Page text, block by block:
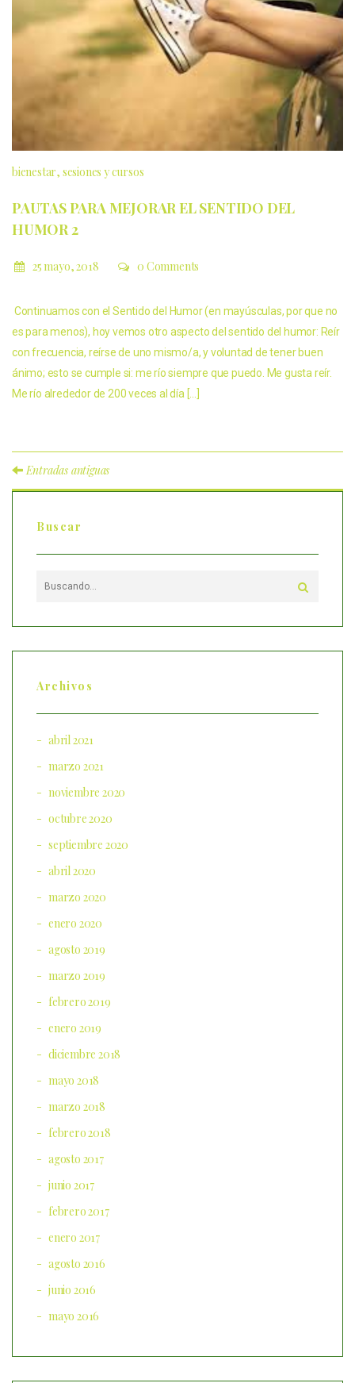
bienestar sesiones y cursos
PAUTAS PARA MEJORAR EL SENTIDO DEL
HUMOR 2
25 mayo, 2018 0 Comments
Continuamos con el Sentido del Humor (en mayúsculas, por que no
es para menos), hoy vemos otro aspecto del sentido del humor: Reír
con frecuencia, reírse de uno mismo/a, y voluntad de tener buen
ánimo; esto se cumple si: me río siempre que puedo. Me gusta reír.
Me río alrededor de 200 veces al día […]
Entradas antiguas
Buscar
Archivos
abril 2021
marzo 2021
noviembre 2020
octubre 2020
septiembre 2020
abril 2020
marzo 2020
enero 2020
agosto 2019
marzo 2019
febrero 2019
enero 2019
diciembre 2018
mayo 2018
marzo 2018
febrero 2018
agosto 2017
junio 2017
febrero 2017
enero 2017
agosto 2016
junio 2016
mayo 2016